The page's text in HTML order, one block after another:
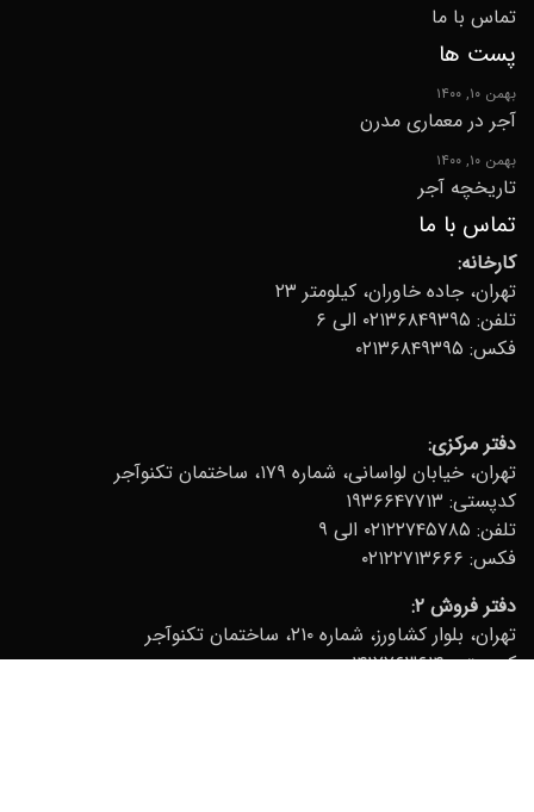
تماس با ما
پست ها
بهمن ۱۰, ۱۴۰۰
آجر در معماری مدرن
بهمن ۱۰, ۱۴۰۰
تاریخچه آجر
تماس با ما
کارخانه:
تهران، جاده خاوران، کیلومتر ۲۳
تلفن: ۰۲۱۳۶۸۴۹۳۹۵ الی ۶
فکس: ۰۲۱۳۶۸۴۹۳۹۵
دفتر مرکزی:
تهران، خیابان لواسانی، شماره ۱۷۹، ساختمان تکنوآجر
کدپستی: ۱۹۳۶۶۴۷۷۱۳
تلفن: ۰۲۱۲۲۷۴۵۷۸۵ الی ۹
فکس: ۰۲۱۲۲۷۱۳۶۶۶
دفتر فروش ۲:
تهران، بلوار کشاورز، شماره ۲۱۰، ساختمان تکنوآجر
کدپستی: ۱۴۱۷۷۶۳۶۱۴